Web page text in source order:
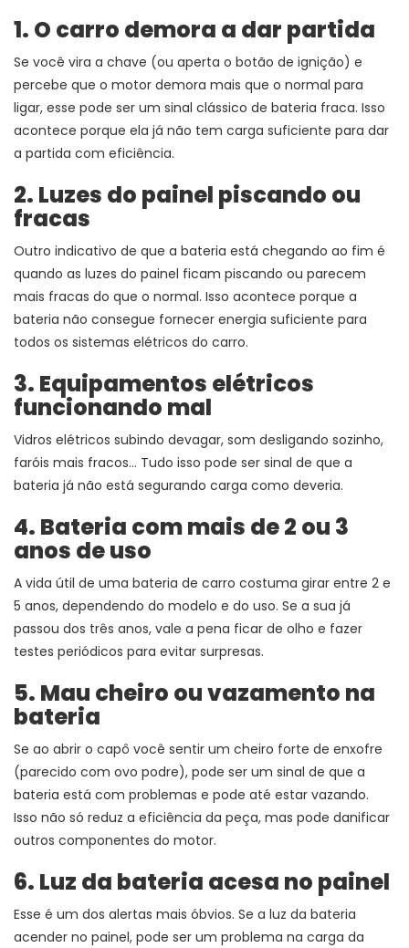
1. O carro demora a dar partida
Se você vira a chave (ou aperta o botão de ignição) e
percebe que o motor demora mais que o normal para
ligar, esse pode ser um sinal clássico de bateria fraca. Isso
acontece porque ela já não tem carga suficiente para dar
a partida com eficiência.
2. Luzes do painel piscando ou
fracas
Outro indicativo de que a bateria está chegando ao fim é
quando as luzes do painel ficam piscando ou parecem
mais fracas do que o normal. Isso acontece porque a
bateria não consegue fornecer energia suficiente para
todos os sistemas elétricos do carro.
3. Equipamentos elétricos
funcionando mal
Vidros elétricos subindo devagar, som desligando sozinho,
faróis mais fracos… Tudo isso pode ser sinal de que a
bateria já não está segurando carga como deveria.
4. Bateria com mais de 2 ou 3
anos de uso
A vida útil de uma bateria de carro costuma girar entre 2 e
5 anos, dependendo do modelo e do uso. Se a sua já
passou dos três anos, vale a pena ficar de olho e fazer
testes periódicos para evitar surpresas.
5. Mau cheiro ou vazamento na
bateria
Se ao abrir o capô você sentir um cheiro forte de enxofre
(parecido com ovo podre), pode ser um sinal de que a
bateria está com problemas e pode até estar vazando.
Isso não só reduz a eficiência da peça, mas pode danificar
outros componentes do motor.
6. Luz da bateria acesa no painel
Esse é um dos alertas mais óbvios. Se a luz da bateria
acender no painel, pode ser um problema na carga da